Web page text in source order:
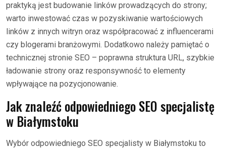
praktyką jest budowanie linków prowadzących do strony;
warto inwestować czas w pozyskiwanie wartościowych
linków z innych witryn oraz współpracować z influencerami
czy blogerami branżowymi. Dodatkowo należy pamiętać o
technicznej stronie SEO – poprawna struktura URL, szybkie
ładowanie strony oraz responsywność to elementy
wpływające na pozycjonowanie.
Jak znaleźć odpowiedniego SEO specjalistę
w Białymstoku
Wybór odpowiedniego SEO specjalisty w Białymstoku to